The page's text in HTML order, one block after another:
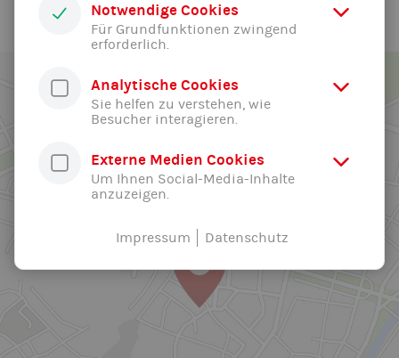
Notwendige Cookies
Für Grundfunktionen zwingend
erforderlich.
Analytische Cookies
Sie helfen zu verstehen, wie
Besucher interagieren.
Externe Medien Cookies
Um Ihnen Social-Media-Inhalte
anzuzeigen.
Impressum Datenschutz